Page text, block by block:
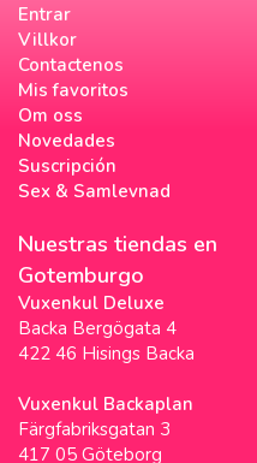
Entrar
Villkor
Contactenos
Mis favoritos
Om oss
Novedades
Suscripción
Sex & Samlevnad
Nuestras tiendas en
Gotemburgo
Vuxenkul Deluxe
Backa Bergögata 4
422 46 Hisings Backa
Vuxenkul Backaplan
Färgfabriksgatan 3
417 05 Göteborg